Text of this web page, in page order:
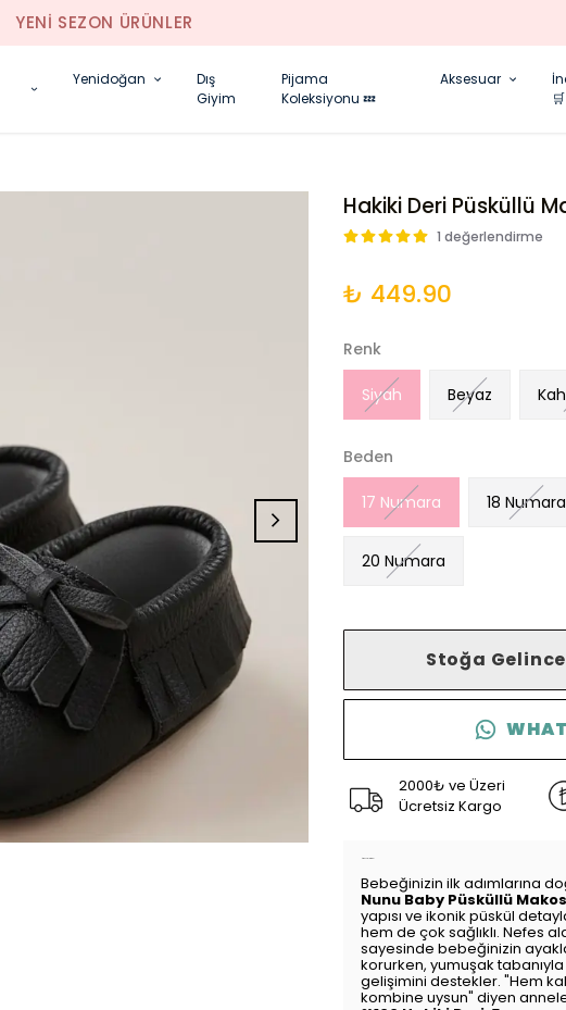
YENI SEZON ÜRÜNLER
Yenidoğan
Dış
Giyim
Pijama
Koleksiyonu 💤
Aksesuar
🛒
Hakiki Deri Püsküllü
1 değerlendirme
₺ 449.90
Renk
Siyah Beyaz
Beden
17 Numara 18 Numara
20 Numara
Stoğa
2000₺ ve Üzeri
Ücretsiz Kargo
Bebeğinizin ilk adımlarına
Nunu Baby Püsküllü
yapısı ve ikonik püskül
hem de çok sağlıklı. Nefes
sayesinde bebeğinizin
korurken, yumuşak
gelişimini destekler. "Hem
kombine uysun" diyen